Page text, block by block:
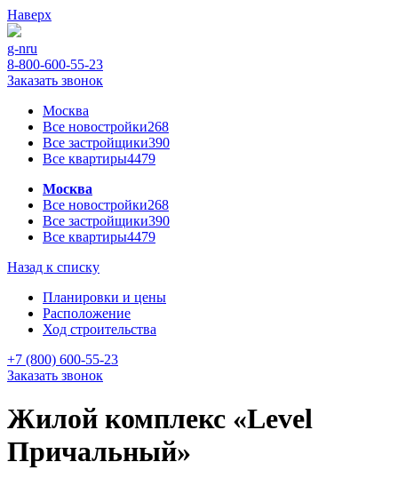
Наверх
g-nru
8-800-600-55-23
Заказать звонок
Москва
Все новостройки268
Все застройщики390
Все квартиры4479
Москва
Все новостройки268
Все застройщики390
Все квартиры4479
Назад к списку
Планировки и цены
Расположение
Ход строительства
+7 (800) 600-55-23
Заказать звонок
Жилой комплекс «Level
Причальный»